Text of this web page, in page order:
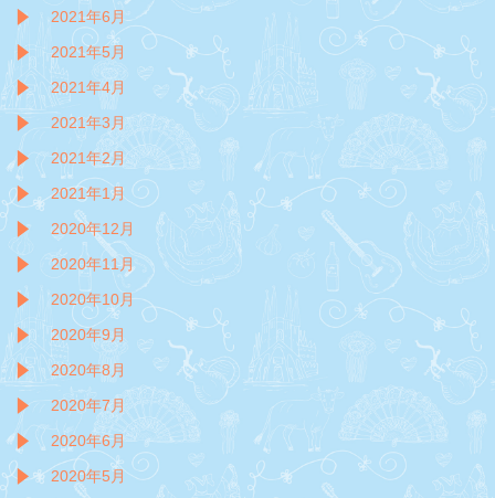
2021年6月
2021年5月
2021年4月
2021年3月
2021年2月
2021年1月
2020年12月
2020年11月
2020年10月
2020年9月
2020年8月
2020年7月
2020年6月
2020年5月